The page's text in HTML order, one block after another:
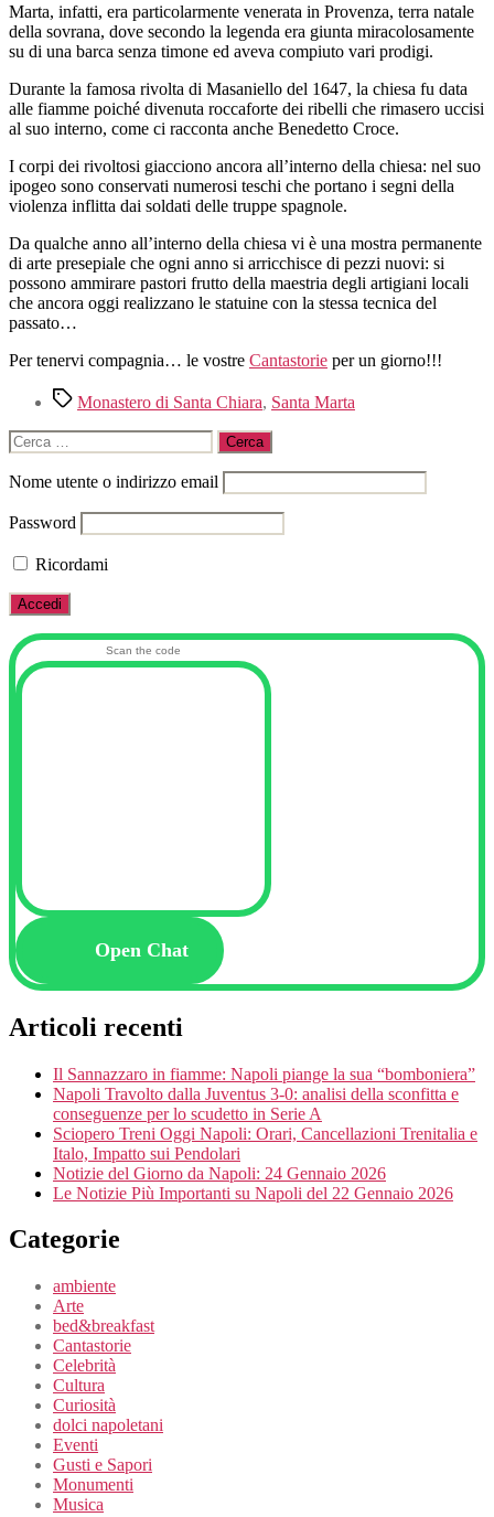
Santa
Marta
Marta, infatti, era particolarmente venerata in Provenza, terra natale
della sovrana, dove secondo la legenda era giunta miracolosamente
su di una barca senza timone ed aveva compiuto vari prodigi.
Durante la famosa rivolta di Masaniello del 1647, la chiesa fu data
alle fiamme poiché divenuta roccaforte dei ribelli che rimasero uccisi
al suo interno, come ci racconta anche Benedetto Croce.
I corpi dei rivoltosi giacciono ancora all’interno della chiesa: nel suo
ipogeo sono conservati numerosi teschi che portano i segni della
violenza inflitta dai soldati delle truppe spagnole.
Da qualche anno all’interno della chiesa vi è una mostra permanente
di arte presepiale che ogni anno si arricchisce di pezzi nuovi: si
possono ammirare pastori frutto della maestria degli artigiani locali
che ancora oggi realizzano le statuine con la stessa tecnica del
passato…
Per tenervi compagnia… le vostre Cantastorie per un giorno!!!
TagMonastero di Santa Chiara, Santa Marta
Cerca:
Nome utente o indirizzo email
Password
Ricordami
Scan the code
Open Chat
Articoli recenti
Il Sannazzaro in fiamme: Napoli piange la sua “bomboniera”
Napoli Travolto dalla Juventus 3-0: analisi della sconfitta e
conseguenze per lo scudetto in Serie A
Sciopero Treni Oggi Napoli: Orari, Cancellazioni Trenitalia e
Italo, Impatto sui Pendolari
Notizie del Giorno da Napoli: 24 Gennaio 2026
Le Notizie Più Importanti su Napoli del 22 Gennaio 2026
Categorie
ambiente
Arte
bed&breakfast
Cantastorie
Celebrità
Cultura
Curiosità
dolci napoletani
Eventi
Gusti e Sapori
Monumenti
Musica